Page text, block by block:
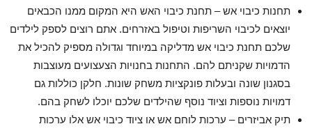
תחנות כיבוי אש – תחנת כיבוי האש היא המקום ממנו הכבאים
יוצאים לכיבוי השריפות וטיפול באזרחים. אתם רוצים לספק לילדים
שלכם תחנת כיבוי אש מדליקה במיוחד וגדולה מספיק להכיל את
הדמויות שקניתם להם. התחנות בחנויות הצעצועים מעוצבות
בסגנון שונה ובעלות פונקציות משחק שונות. חלקן כוללות גם
דמויות נוספות וציוד נוסף שהילדים שלכם יוכלו לשחק בהם.
תיק אביזרים – ערכות לוחם אש או ציוד כיבוי אש אלו ערכות